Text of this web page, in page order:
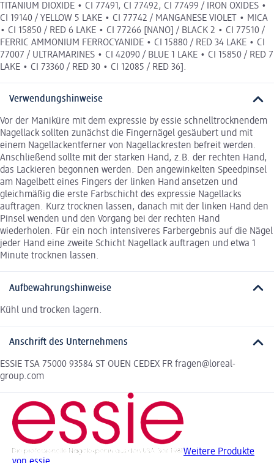
TITANIUM DIOXIDE • CI 77491, CI 77492, CI 77499 / IRON OXIDES •
CI 19140 / YELLOW 5 LAKE • CI 77742 / MANGANESE VIOLET • MICA
• CI 15850 / RED 6 LAKE • CI 77266 [NANO] / BLACK 2 • CI 77510 /
FERRIC AMMONIUM FERROCYANIDE • CI 15880 / RED 34 LAKE • CI
77007 / ULTRAMARINES • CI 42090 / BLUE 1 LAKE • CI 15850 / RED 7
LAKE • CI 73360 / RED 30 • CI 12085 / RED 36].
Verwendungshinweise
Vor der Maniküre mit dem expressie by essie schnelltrocknendem
Nagellack sollten zunächst die Fingernägel gesäubert und mit
einem Nagellackentferner von Nagellackresten befreit werden.
Anschließend sollte mit der starken Hand, z.B. der rechten Hand,
das Lackieren begonnen werden. Den angewinkelten Speedpinsel
am Nagelbett eines Fingers der linken Hand ansetzen und
gleichmäßig die erste Farbschicht des expressie Nagellacks
auftragen. Kurz trocknen lassen, danach mit der linken Hand den
Pinsel wenden und den Vorgang bei der rechten Hand
wiederholen. Für ein noch intensiveres Farbergebnis auf die Nägel
jeder Hand eine zweite Schicht Nagellack auftragen und etwa 1
Minute trocknen lassen.
Aufbewahrungshinweise
Kühl und trocken lagern.
Anschrift des Unternehmens
ESSIE TSA 75000 93584 ST OUEN CEDEX FR fragen@loreal-
group.com
Weitere Produkte